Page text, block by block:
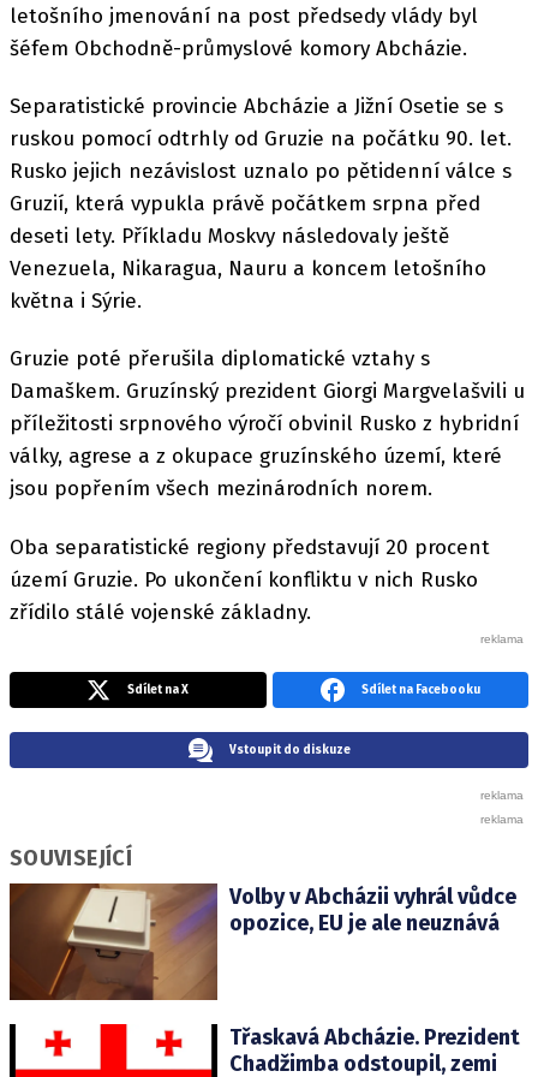
letošního jmenování na post předsedy vlády byl
šéfem Obchodně-průmyslové komory Abcházie.
Separatistické provincie Abcházie a Jižní Osetie se s
ruskou pomocí odtrhly od Gruzie na počátku 90. let.
Rusko jejich nezávislost uznalo po pětidenní válce s
Gruzií, která vypukla právě počátkem srpna před
deseti lety. Příkladu Moskvy následovaly ještě
Venezuela, Nikaragua, Nauru a koncem letošního
května i Sýrie.
Gruzie poté přerušila diplomatické vztahy s
Damaškem. Gruzínský prezident Giorgi Margvelašvili u
příležitosti srpnového výročí obvinil Rusko z hybridní
války, agrese a z okupace gruzínského území, které
jsou popřením všech mezinárodních norem.
Oba separatistické regiony představují 20 procent
území Gruzie. Po ukončení konfliktu v nich Rusko
zřídilo stálé vojenské základny.
Sdílet na X Sdílet na Facebooku
Vstoupit do diskuze
SOUVISEJÍCÍ
Volby v Abcházii vyhrál vůdce
opozice, EU je ale neuznává
Třaskavá Abcházie. Prezident
Chadžimba odstoupil, zemi